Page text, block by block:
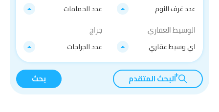
عدد غرف النوم عدد الحمامات
الوسيط العقاري
اي وسيط عقاري
جراج
عدد الجراجات
البحث المتقدم بحث